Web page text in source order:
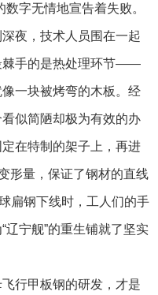
字无情地宣告着失败。
夜，技术人员围在一起
棘手的是热处理环节——
一块被烤弯的木板。经
似简陋却极为有效的办
在特制的架子上，再进
形量，保证了钢材的直线
扁钢下线时，工人们的手
辽宁舰”的重生铺就了坚实
行甲板钢的研发，才是